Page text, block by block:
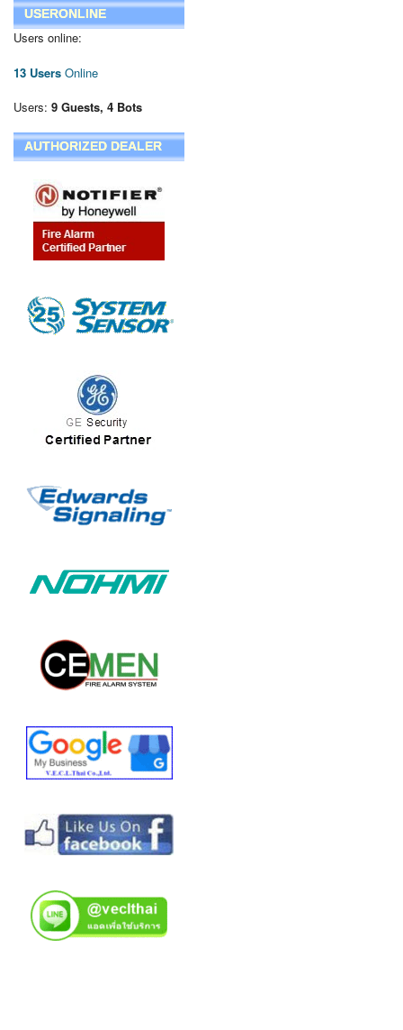
USERONLINE
Users online:
13 Users Online
Users: 9 Guests, 4 Bots
AUTHORIZED DEALER